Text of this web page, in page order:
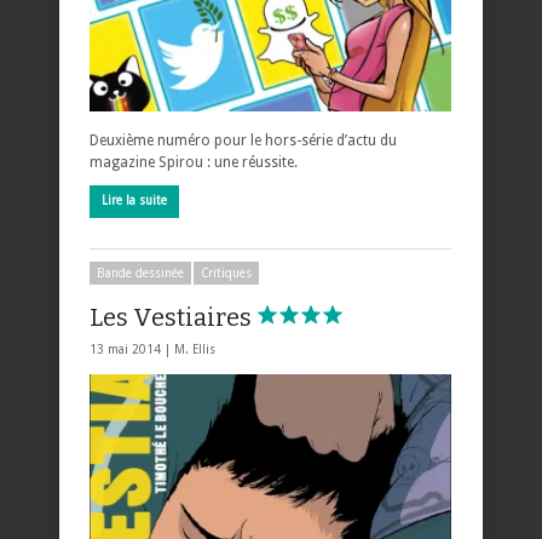
Deuxième numéro pour le hors-série d’actu du
magazine Spirou : une réussite.
Lire la suite
Bande dessinée Critiques
Les Vestiaires
13 mai 2014 | M. Ellis